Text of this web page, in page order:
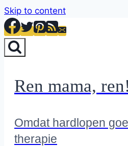
Skip to content
Ren mama, ren!
Omdat hardlopen
therapie